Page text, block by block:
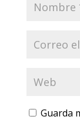
Guarda